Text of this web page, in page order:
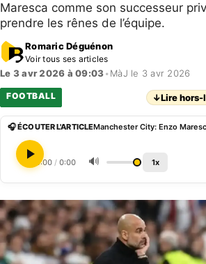
Maresca comme son successeur
prendre les rênes de l’équipe.
Romaric Déguénon
Voir tous ses articles
Le 3 avr 2026 à 09:03• MàJ le 3 avr 2026
FOOTBALL ↓Lire
🎧 ÉCOUTER L'ARTICLE
0:00 / 0:00 🔊 1x